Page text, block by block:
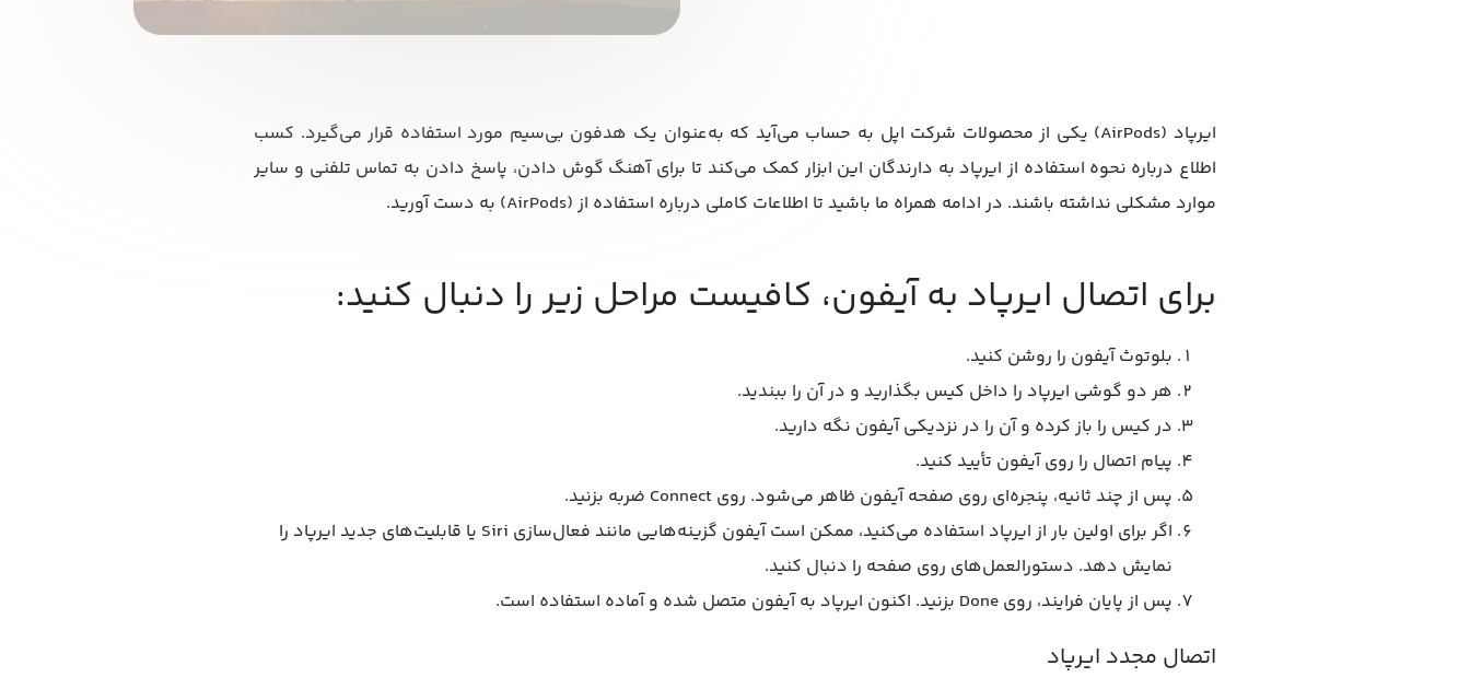
ایرپاد (AirPods) یکی از محصولات شرکت اپل به حساب می‌آید که به‌عنوان یک هدفون بی‌سیم مورد استفاده قرار می‌گیرد. کسب
اطلاع درباره نحوه استفاده از ایرپاد به دارندگان این ابزار کمک می‌کند تا برای آهنگ گوش دادن، پاسخ دادن به تماس تلفنی و سایر
موارد مشکلی نداشته باشند. در ادامه همراه ما باشید تا اطلاعات کاملی درباره استفاده از (AirPods) به دست آورید.
برای اتصال ایرپاد به آیفون، کافیست مراحل زیر را دنبال کنید:
بلوتوث آیفون را روشن کنید.
هر دو گوشی ایرپاد را داخل کیس بگذارید و در آن را ببندید.
در کیس را باز کرده و آن را در نزدیکی آیفون نگه دارید.
پیام اتصال را روی آیفون تأیید کنید.
پس از چند ثانیه، پنجره‌ای روی صفحه آیفون ظاهر می‌شود. روی Connect ضربه بزنید.
اگر برای اولین بار از ایرپاد استفاده می‌کنید، ممکن است آیفون گزینه‌هایی مانند فعال‌سازی Siri یا قابلیت‌های جدید ایرپاد را
نمایش دهد. دستورالعمل‌های روی صفحه را دنبال کنید.
پس از پایان فرایند، روی Done بزنید. اکنون ایرپاد به آیفون متصل شده و آماده استفاده است.
اتصال مجدد ایرپاد